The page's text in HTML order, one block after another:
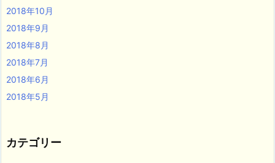
2018年10月
2018年9月
2018年8月
2018年7月
2018年6月
2018年5月
カテゴリー